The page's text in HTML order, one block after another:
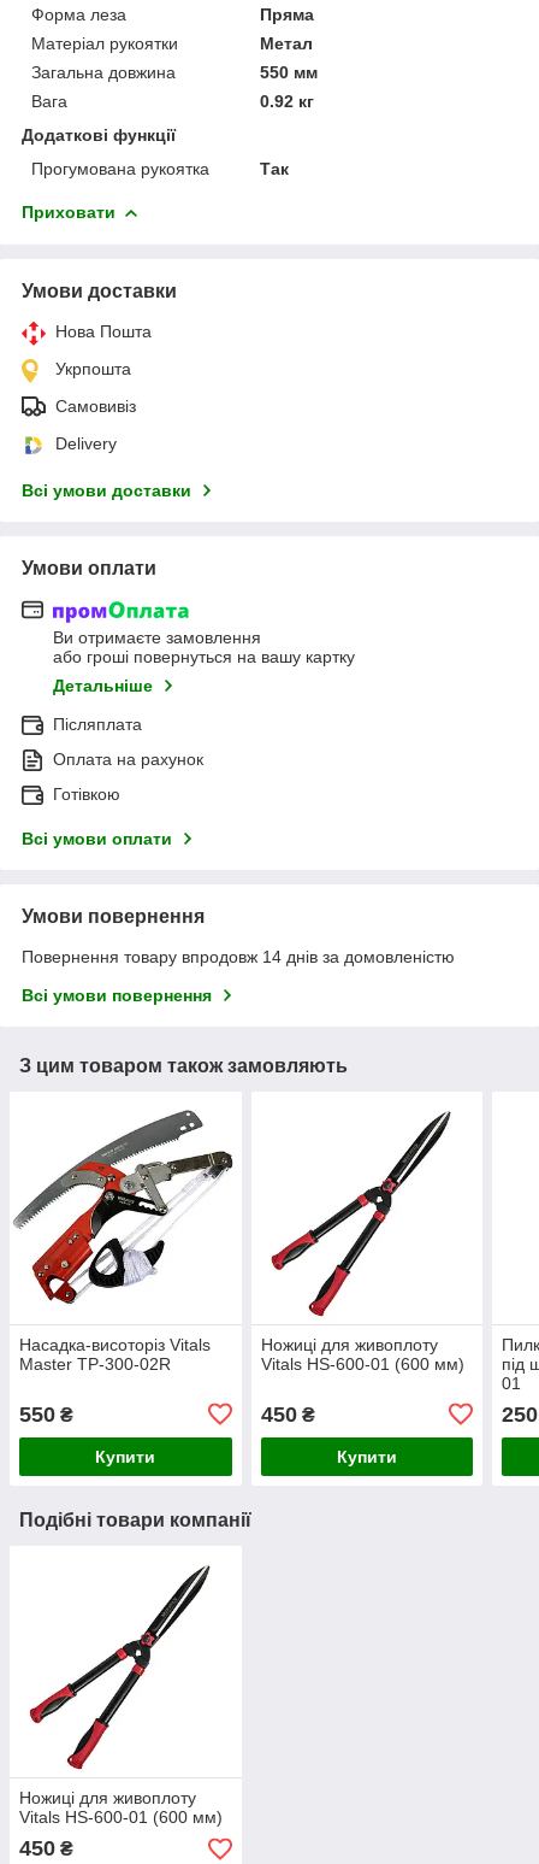
Форма леза
Пряма
Матеріал рукоятки
Метал
Загальна довжина
550 мм
Вага
0.92 кг
Додаткові функції
Прогумована рукоятка
Так
Приховати
Умови доставки
Нова Пошта
Укрпошта
Самовивіз
Delivery
Всі умови доставки
Умови оплати
Ви отримаєте замовлення
або гроші повернуться на вашу картку
Детальніше
Післяплата
Оплата на рахунок
Готівкою
Всі умови оплати
Умови повернення
Повернення товару впродовж 14 днів за домовленістю
Всі умови повернення
З цим товаром також замовляють
Насадка-висоторіз Vitals
Master TP-300-02R
550 ₴
Купити
Ножиці для живоплоту
Vitals HS-600-01 (600 мм)
450₴
Купити
під
01
250
Подібні товари компанії
Ножиці для живоплоту
Vitals HS-600-01 (600 мм)
450 ₴